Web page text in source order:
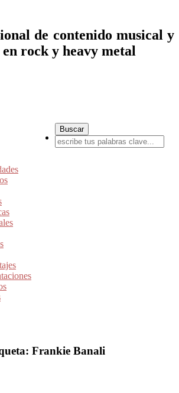
de contenido musical y
rock y heavy metal
Frankie Banali